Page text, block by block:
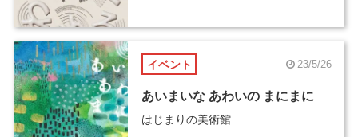
イベント 23/5/26
あいまいな あわいの まにまに
はじまりの美術館